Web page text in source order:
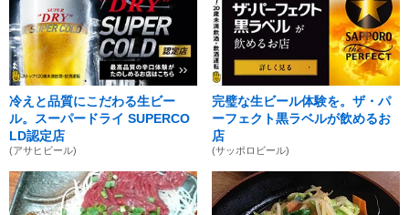
冷えと品質にこだわる生ビー
ル。スーパードライ SUPERCO
LD認定店
(アサヒビール)
完璧な生ビール体験を。ザ・パ
ーフェクト黒ラベルが飲めるお
店
(サッポロビール)